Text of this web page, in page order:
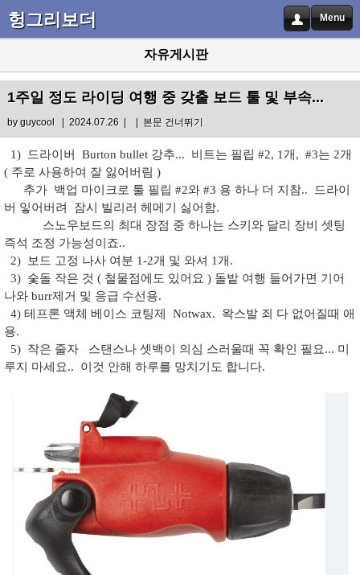
헝그리보더 Menu
자유게시판
1주일 정도 라이딩 여행 중 갖출 보드 툴 및 부속...
byguycool| 2024.07.26 | | 본문 건너뛰기
1) 드라이버 Burton bullet 강추... 비트는 필립 #2, 1개, #3는 2개
( 주로 사용하여 잘 잃어버림 )
추가 백업 마이크로 툴 필립 #2와 #3 용 하나 더 지참.. 드라이
버 잏어버려 잠시 빌리러 헤메기 싫어함.
스노우보드의 최대 장점 중 하나는 스키와 달리 장비 셋팅
즉석 조정 가능성이죠..
2) 보드 고정 나사 여분 1-2개 및 와셔 1개.
3) 숯돌 작은 것 ( 철물점에도 있어요 ) 돌밭 여행 들어가면 기어
나와 burr제거 및 응급 수선용.
4) 테프론 액체 베이스 코팅제 Notwax. 왁스발 죄 다 없어질때 애
용.
5) 작은 줄자 스탠스나 셋백이 의심 스러울때 꼭 확인 필요... 미
루지 마세요.. 이것 안해 하루를 망치기도 합니다.